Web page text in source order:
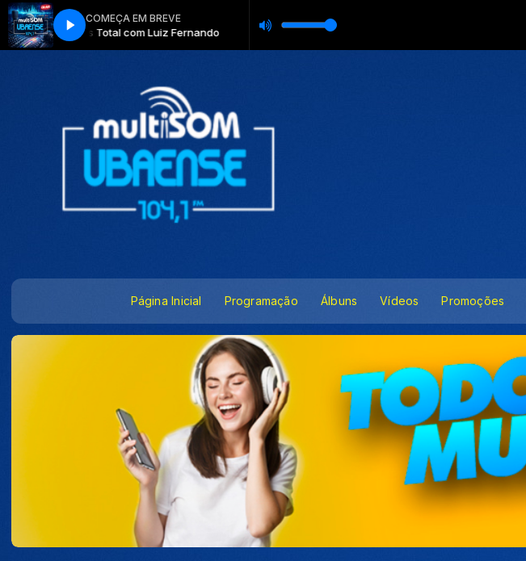
COMEÇA EM BREVE
Gás Total com Luiz Fernando
Página Inicial Programação Álbuns Vídeos Promoções